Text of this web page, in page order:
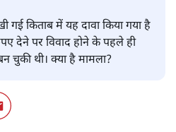
गई किताब में यह दावा किया गया है
देने पर विवाद होने के पहले ही
चुकी थी। क्या है मामला?